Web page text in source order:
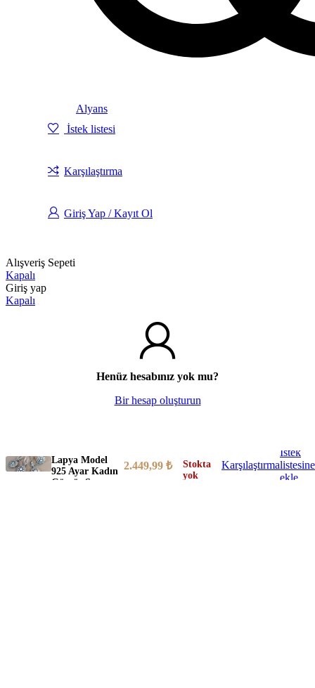
Alyans
İstek listesi
Karşılaştırma
Giriş Yap / Kayıt Ol
Alışveriş Sepeti
Kapalı
Giriş yap
Kapalı
Henüz hesabınız yok mu?
Bir hesap oluşturun
Lapya Model
925 Ayar Kadın
Gümüş Set
2.449,99 ₺
Stokta
yok
Karşılaştırma
İstek
listesine
ekle